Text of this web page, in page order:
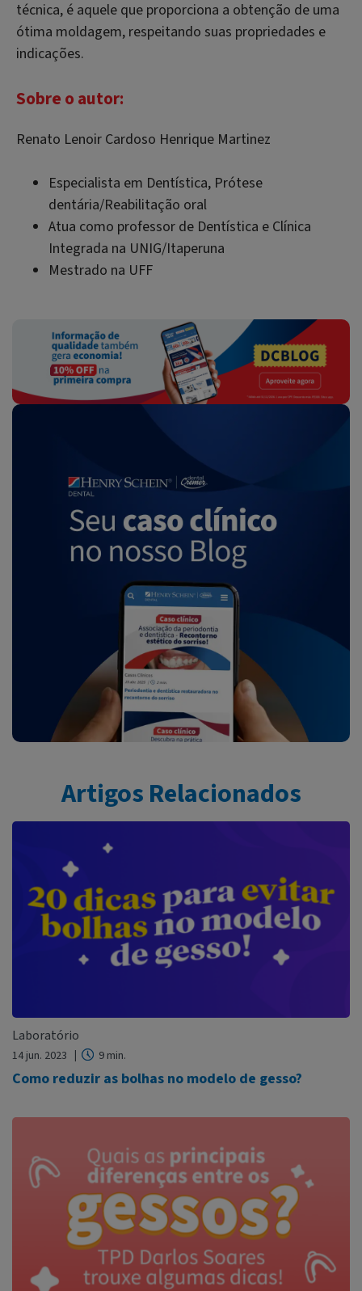
técnica, é aquele que proporciona a obtenção de uma
ótima moldagem, respeitando suas propriedades e
indicações.
Sobre o autor:
Renato Lenoir Cardoso Henrique Martinez
Especialista em Dentística, Prótese
dentária/Reabilitação oral
Atua como professor de Dentística e Clínica
Integrada na UNIG/Itaperuna
Mestrado na UFF
Artigos Relacionados
Laboratório
14 jun. 2023 9 min.
Como reduzir as bolhas no modelo de gesso?